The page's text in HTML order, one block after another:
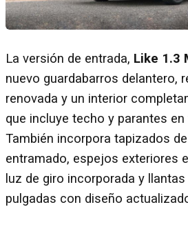
La versión de entrada, Like 1.3
nuevo guardabarros delantero,
renovada y un interior
que incluye techo y parantes
También incorpora tapizados
entramado, espejos exteriores
luz de giro incorporada y
pulgadas con diseño